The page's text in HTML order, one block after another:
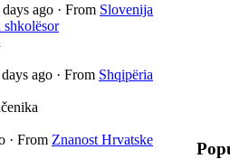
ago · From Slovenija
shkolësor
ago · From Shqipëria
· From Znanost Hrvatske